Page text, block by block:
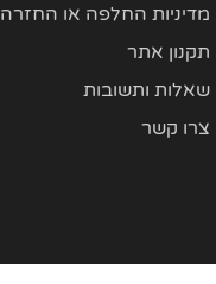
מדיניות החלפה או החזרה
תקנון אתר
שאלות ותשובות
צרו קשר